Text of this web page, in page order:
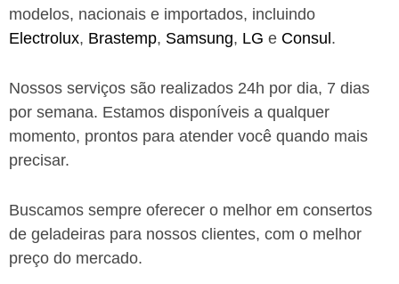
modelos, nacionais e importados, incluindo
Electrolux, Brastemp, Samsung, LG e Consul .
Nossos serviços são realizados 24h por dia, 7 dias
por semana. Estamos disponíveis a qualquer
momento, prontos para atender você quando mais
precisar.
Buscamos sempre oferecer o melhor em consertos
de geladeiras para nossos clientes, com o melhor
preço do mercado.